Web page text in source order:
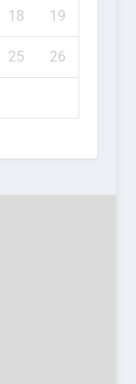
18 19
25 26